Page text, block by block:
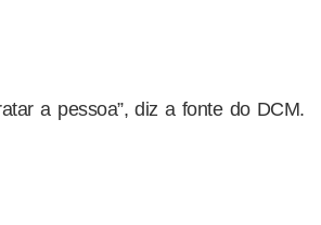
a pessoa”, diz a fonte do DCM.